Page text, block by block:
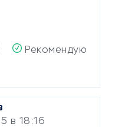
Рекомендую
в 18:16